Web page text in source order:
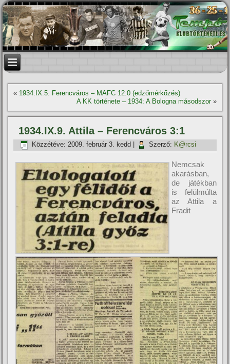
« 1934.IX.5. Ferencváros – MAFC 12:0 (edzőmérkőzés)
A KK története – 1934: A Bologna másodszor»
1934.IX.9. Attila – Ferencváros 3:1
Közzétéve: 2009. február 3. kedd Szerző: K@rcsi
Nemcsak
akarásban,
de játékban
is felülmúlta
az Attila a
Fradit